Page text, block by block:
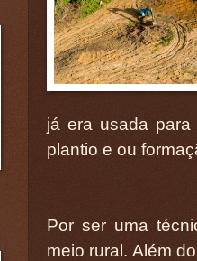
já era usada para
plantio e ou
Por ser uma
meio rural. Além